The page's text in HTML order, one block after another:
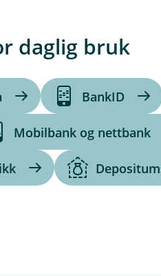
daglig bruk
BankID
Mobilbank og nettbank